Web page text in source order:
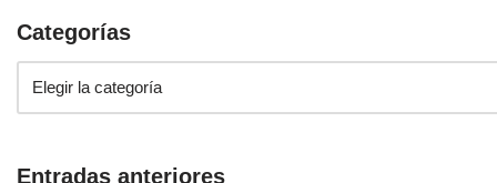
Categorías
Entradas anteriores